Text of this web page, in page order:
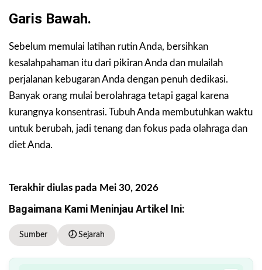
Garis Bawah.
Sebelum memulai latihan rutin Anda, bersihkan
kesalahpahaman itu dari pikiran Anda dan mulailah
perjalanan kebugaran Anda dengan penuh dedikasi.
Banyak orang mulai berolahraga tetapi gagal karena
kurangnya konsentrasi. Tubuh Anda membutuhkan waktu
untuk berubah, jadi tenang dan fokus pada olahraga dan
diet Anda.
Terakhir diulas pada Mei 30, 2026
Bagaimana Kami Meninjau Artikel Ini:
Sumber 🕖 Sejarah